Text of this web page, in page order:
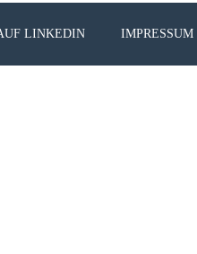
LINKEDIN IMPRESSUM